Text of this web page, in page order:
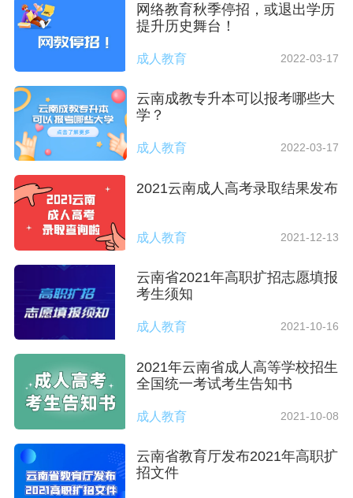
网络教育秋季停招，或退出学历
提升历史舞台！
成人教育 2022-03-17
云南成教专升本可以报考哪些大
学？
成人教育 2022-03-17
2021云南成人高考录取结果发布
成人教育 2021-12-13
云南省2021年高职扩招志愿填报
考生须知
成人教育 2021-10-16
2021年云南省成人高等学校招生
全国统一考试考生告知书
成人教育 2021-10-08
云南省教育厅发布2021年高职扩
招文件